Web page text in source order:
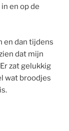
en op de
en dan tijdens
dat mijn
zat gelukkig
wat broodjes